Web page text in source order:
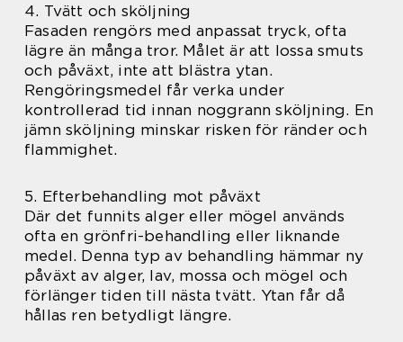
4. Tvätt och sköljning
Fasaden rengörs med anpassat tryck, ofta
lägre än många tror. Målet är att lossa smuts
och påväxt, inte att blästra ytan.
Rengöringsmedel får verka under
kontrollerad tid innan noggrann sköljning. En
jämn sköljning minskar risken för ränder och
flammighet.
5. Efterbehandling mot påväxt
Där det funnits alger eller mögel används
ofta en grönfri-behandling eller liknande
medel. Denna typ av behandling hämmar ny
påväxt av alger, lav, mossa och mögel och
förlänger tiden till nästa tvätt. Ytan får då
hållas ren betydligt längre.